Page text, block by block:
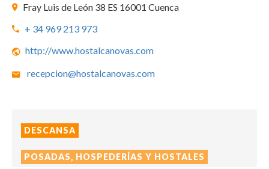
Fray Luis de León 38 ES 16001 Cuenca
+ 34 969 213 973
http://www.hostalcanovas.com
recepcion@hostalcanovas.com
DESCANSA
POSADAS, HOSPEDERÍAS Y HOSTALES